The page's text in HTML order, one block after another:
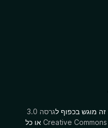
מוגש בכפוף ל
גרסה 3.0
או כל